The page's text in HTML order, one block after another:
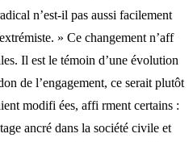
n’est-il pas aussi facilement
» Ce changement n’aff
Il est le témoin d’une évolution
de l’engagement, ce serait plutôt
modifi ées, affi rment certains :
ancré dans la société civile et